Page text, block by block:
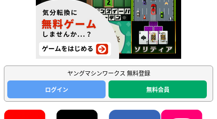
ヤングマシンワークス 無料登録
ログイン
無料会員